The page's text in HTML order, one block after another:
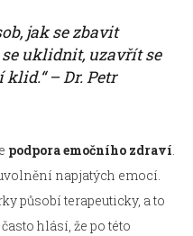
jak se zbavit
uklidnit, uzavřít se
– Dr. Petr
podpora emočního zdraví.
napjatých emocí.
působí terapeuticky, a to
hlásí, že po této